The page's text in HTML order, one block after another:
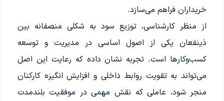
خریداران فراهم می‌سازد.
از منظر کارشناسی، توزیع سود به شکلی منصفانه بین
ذینفعان یکی از اصول اساسی در مدیریت و توسعه
کسب‌وکارها است. تجربه نشان داده که رعایت این اصل
می‌تواند به تقویت روابط داخلی و افزایش انگیزه کارکنان
منجر شود، عاملی که نقش مهمی در موفقیت بلندمدت